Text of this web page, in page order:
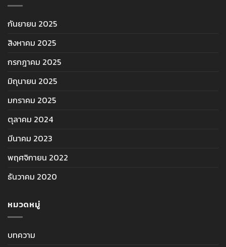
กันยายน 2025
สิงหาคม 2025
กรกฎาคม 2025
มิถุนายน 2025
มกราคม 2025
ตุลาคม 2024
มีนาคม 2023
พฤศจิกายน 2022
ธันวาคม 2020
หมวดหมู่
บทความ